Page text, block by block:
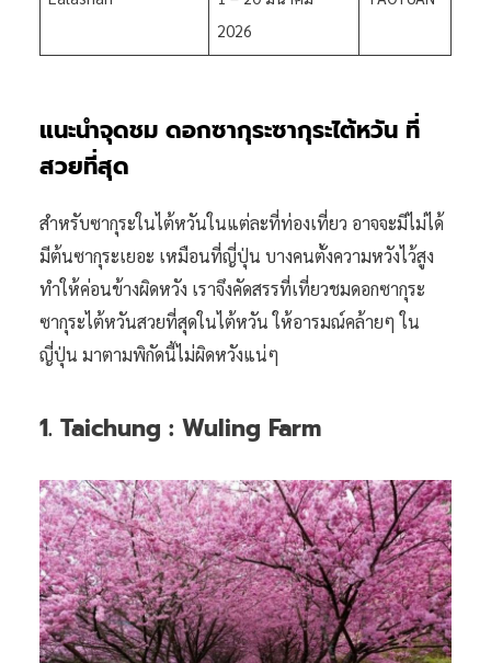
2026
แนะนำจุดชม ดอกซากุระซากุระไต้หวัน ที่
สวยที่สุด
สำหรับซากุระในไต้หวันในแต่ละที่ท่องเที่ยว อาจจะมีไม่ได้
มีต้นซากุระเยอะ เหมือนที่ญี่ปุ่น บางคนตั้งความหวังไว้สูง
ทำให้ค่อนข้างผิดหวัง เราจึงคัดสรรที่เที่ยวชมดอกซากุระ
ซากุระไต้หวันสวยที่สุดในไต้หวัน ให้อารมณ์คล้ายๆ ใน
ญี่ปุ่น มาตามพิกัดนี้ไม่ผิดหวังแน่ๆ
1. Taichung : Wuling Farm